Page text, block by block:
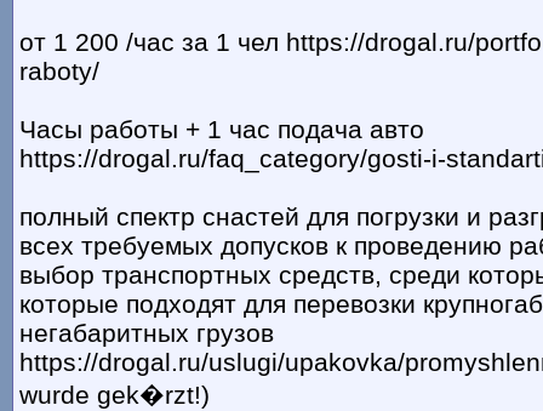
от 1 200 /час за 1 чел https://drogal.ru/
raboty/
Часы работы + 1 час подача авто
https://drogal.ru/faq_category/gosti-i-
полный спектр снастей для погрузки и
всех требуемых допусков к проведению
выбор транспортных средств, среди
которые подходят для перевозки
негабаритных грузов
https://drogal.ru/uslugi/upakovka/
wurde gek�rzt!)